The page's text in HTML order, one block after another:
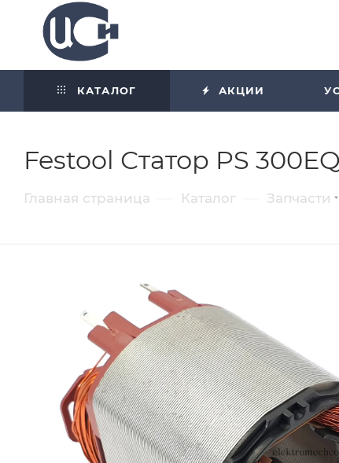
КАТАЛОГ АКЦИИ
Festool Статор PS
Главная страница Каталог Запчасти